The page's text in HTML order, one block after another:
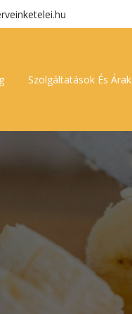
Szolgáltatások És Árak